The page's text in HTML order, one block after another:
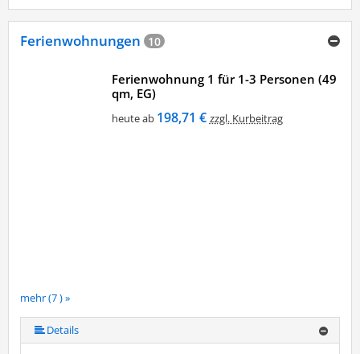
Ferienwohnungen 10
mehr (7 ) »
mehr (7 ) »
mehr (7 ) »
mehr (7 ) »
Ferienwohnung 1 für 1-3 Personen (49
qm, EG)
heute ab 198,71 € zzgl. Kurbeitrag
Details